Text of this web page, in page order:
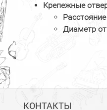
Крепежные
Диаметр
КОНТАКТЫ